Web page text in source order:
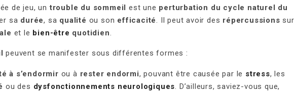
de jeu, untrouble du sommeil est une perturbation du cycle naturel du
sa durée, sa qualité ou son efficacité. Il peut avoir des répercussions sur
et le bien-être quotidien.
peuvent se manifester sous différentes formes :
à s’endormir ou à rester endormi, pouvant être causée par le stress, les
ou des dysfonctionnements neurologiques. D’ailleurs, saviez-vous que,